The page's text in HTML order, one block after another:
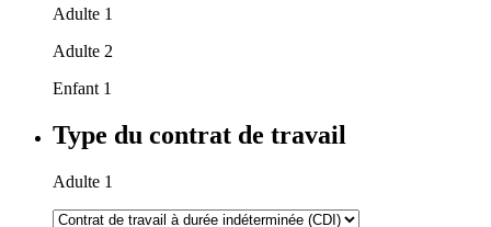
Adulte 1
Adulte 2
Enfant 1
Type du contrat de travail
Adulte 1